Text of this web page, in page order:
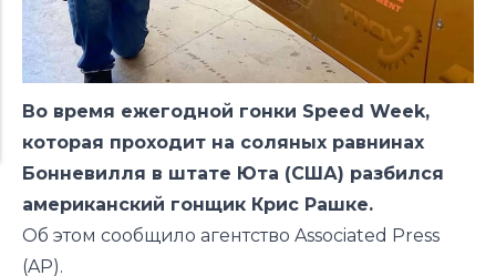
Во время ежегодной гонки Speed Week,
которая проходит на соляных равнинах
Бонневилля в штате Юта (США) разбился
американский гонщик Крис Рашке.
Об этом сообщило агентство Associated Press
(AP).